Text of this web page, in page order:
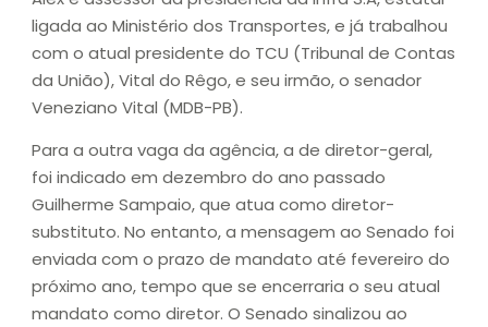
ligada ao Ministério dos Transportes, e já trabalhou
com o atual presidente do TCU (Tribunal de Contas
da União), Vital do Rêgo, e seu irmão, o senador
Veneziano Vital (MDB-PB).
Para a outra vaga da agência, a de diretor-geral,
foi indicado em dezembro do ano passado
Guilherme Sampaio, que atua como diretor-
substituto. No entanto, a mensagem ao Senado foi
enviada com o prazo de mandato até fevereiro do
próximo ano, tempo que se encerraria o seu atual
mandato como diretor. O Senado sinalizou ao